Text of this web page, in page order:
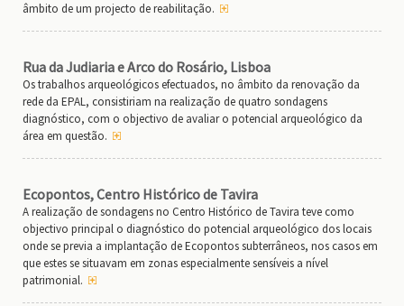
âmbito de um projecto de reabilitação.
Rua da Judiaria e Arco do Rosário, Lisboa
Os trabalhos arqueológicos efectuados, no âmbito da renovação da
rede da EPAL, consistiriam na realização de quatro sondagens
diagnóstico, com o objectivo de avaliar o potencial arqueológico da
área em questão.
Ecopontos, Centro Histórico de Tavira
A realização de sondagens no Centro Histórico de Tavira teve como
objectivo principal o diagnóstico do potencial arqueológico dos locais
onde se previa a implantação de Ecopontos subterrâneos, nos casos em
que estes se situavam em zonas especialmente sensíveis a nível
patrimonial.